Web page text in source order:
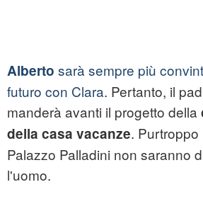
Alberto sarà sempre più
futuro con Clara. Pertanto, il
manderà avanti il progetto della
della casa vacanze.
Palazzo Palladini non saranno
l'uomo.